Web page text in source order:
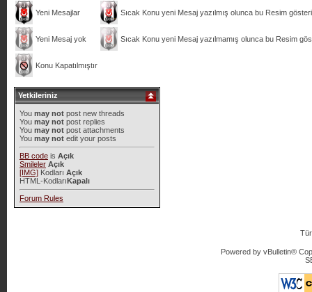
Yeni Mesajlar Sıcak Konu yeni Mesaj yazılmış olunca bu Resim
Yeni Mesaj yok Sıcak Konu yeni Mesaj yazılmamış olunca bu Resim
Konu Kapatılmıştır
Yetkileriniz
You may notpost new threads
You may notpost replies
You may notpost attachments
You may notedit your posts
BB codeis Açık
Smileler Açık
[IMG]Kodları Açık
HTML-KodlarıKapalı
Forum Rules
Powered by vBulletin®